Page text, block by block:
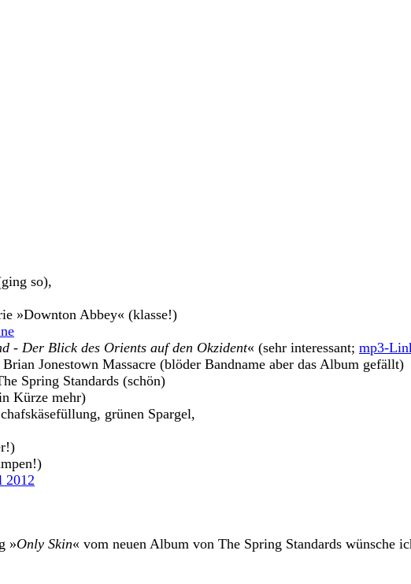
so),
»Downton Abbey« (klasse!)
- Der Blick des Orients auf den Okzident« (sehr interessant; mp3-
Jonestown Massacre (blöder Bandname aber das Album gefällt)
Spring Standards (schön)
Kürze mehr)
grünen Spargel,
2012
»Only Skin« vom neuen Album von The Spring Standards wünsche